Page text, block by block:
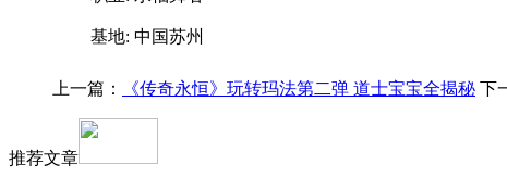
基地: 中国苏州
上一篇： 《传奇永恒》玩转玛法第二弹 道士宝宝全揭秘 下
推荐文章